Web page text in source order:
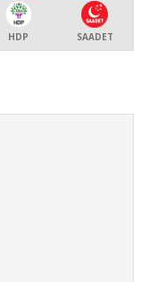
HDP SAADET